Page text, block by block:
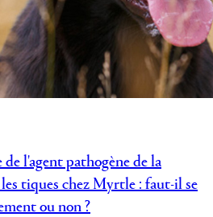
l'agent pathogène de la
tiques chez Myrtle : faut-il se
ou non ?